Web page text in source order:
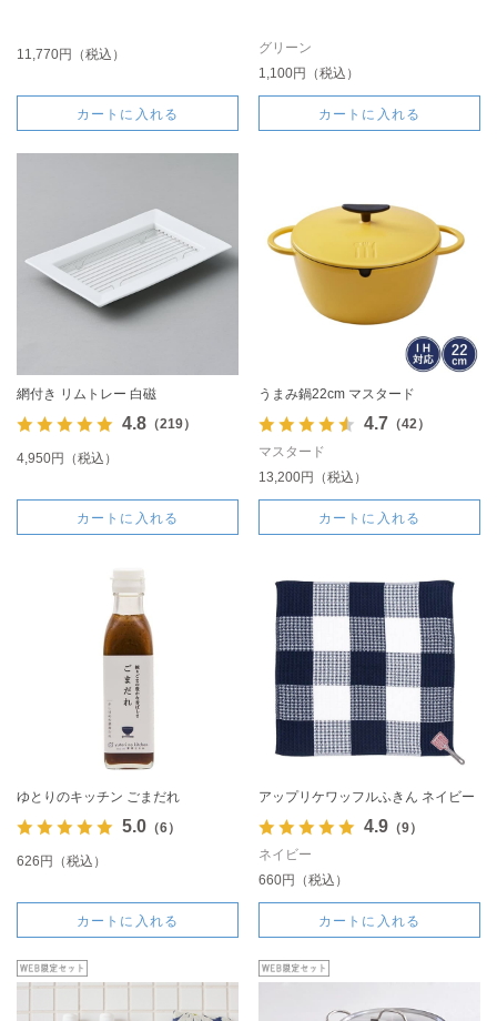
11,770円（税込）
カートに入れる
グリーン
1,100円（税込）
カートに入れる
網付き リムトレー 白磁
4.8（219）
4,950円（税込）
カートに入れる
うまみ鍋22cm マスタード
4.7 （42）
マスタード
13,200円（税込）
カートに入れる
ゆとりのキッチン ごまだれ
5.0（6）
626円（税込）
カートに入れる
アップリケワッフルふきん ネイビー
4.9（9）
ネイビー
660円（税込）
カートに入れる